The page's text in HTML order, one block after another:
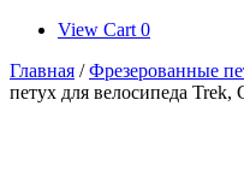
View
cart
View Cart 0
Главная /Фрезерованные
петух для велосипеда Trek,